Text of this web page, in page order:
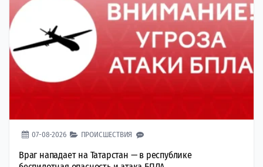
07-08-2026 ПРОИСШЕСТВИЯ
Враг нападает на Татарстан — в республике